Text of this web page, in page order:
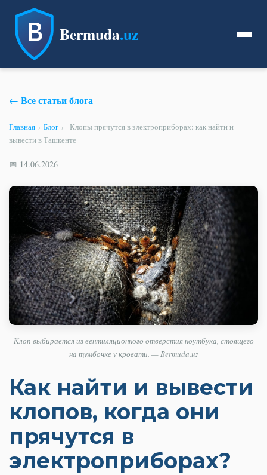
Bermuda.uz
← Все статьи блога
Главная › Блог ›
Клопы прячутся в электроприборах: как найти и
вывести в Ташкенте
📅 14.06.2026
Клоп выбирается из вентиляционного отверстия ноутбука, стоящего
на тумбочке у кровати. — Bermuda.uz
Как найти и вывести
клопов, когда они
прячутся в
электроприборах?